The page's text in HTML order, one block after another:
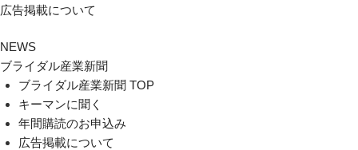
広告掲載について
NEWS
ブライダル産業新聞
ブライダル産業新聞 TOP
キーマンに聞く
年間購読のお申込み
広告掲載について